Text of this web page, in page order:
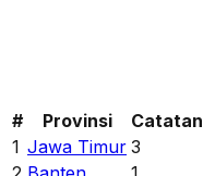
# Provinsi Catatan
1 Jawa Timur 3